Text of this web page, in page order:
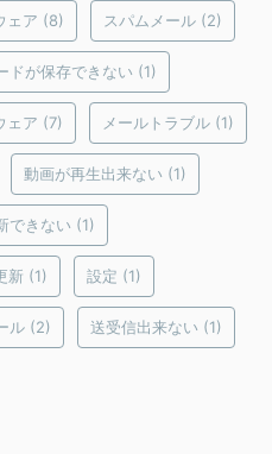
ェア (8) スパムメール (2)
ドが保存できない (1)
ェア (7) メールトラブル (1)
動画が再生出来ない (1)
できない (1)
新 (1) 設定 (1)
ル (2) 送受信出来ない (1)